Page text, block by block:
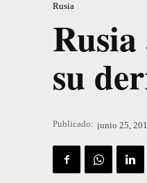
Rusia
su
Publicado: junio 25,